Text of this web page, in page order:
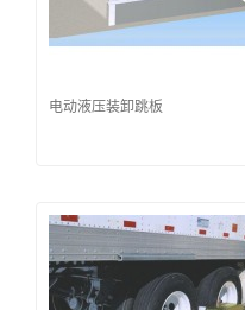
电动液压装卸跳板